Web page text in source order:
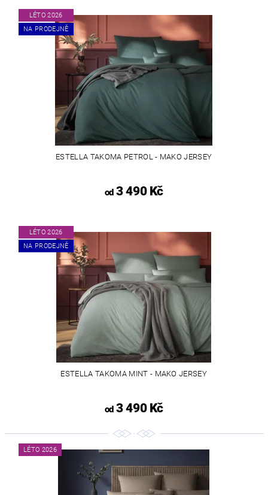
LÉTO 2026
NA PRODEJNĚ
ESTELLA TAKOMA PETROL - MAKO JERSEY
od3 490 Kč
LÉTO 2026
NA PRODEJNĚ
ESTELLA TAKOMA MINT - MAKO JERSEY
od3 490 Kč
LÉTO 2026